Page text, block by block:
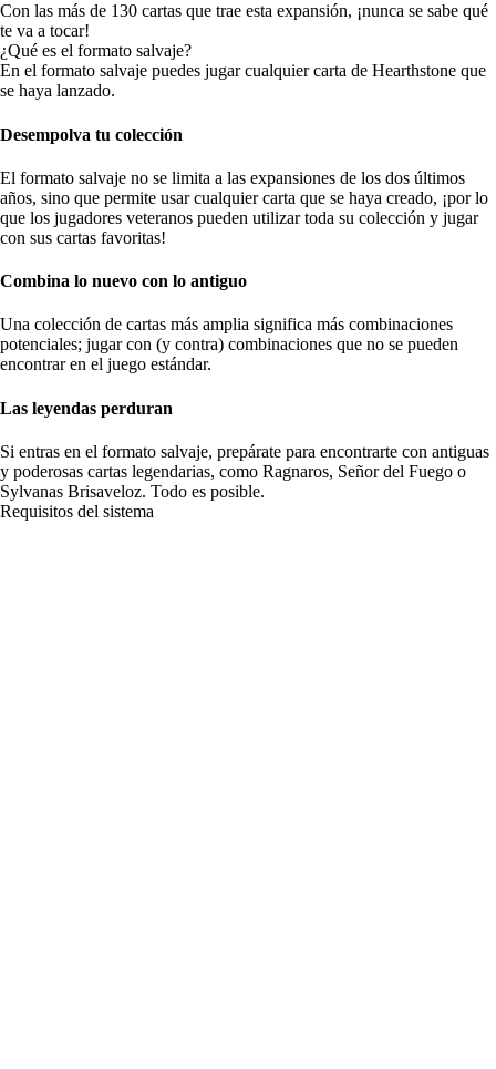
Con las más de 130 cartas que trae esta expansión, ¡nunca se sabe qué
te va a tocar!
¿Qué es el formato salvaje?
En el formato salvaje puedes jugar cualquier carta de Hearthstone que
se haya lanzado.
Desempolva tu colección
El formato salvaje no se limita a las expansiones de los dos últimos
años, sino que permite usar cualquier carta que se haya creado, ¡por lo
que los jugadores veteranos pueden utilizar toda su colección y jugar
con sus cartas favoritas!
Combina lo nuevo con lo antiguo
Una colección de cartas más amplia significa más combinaciones
potenciales; jugar con (y contra) combinaciones que no se pueden
encontrar en el juego estándar.
Las leyendas perduran
Si entras en el formato salvaje, prepárate para encontrarte con antiguas
y poderosas cartas legendarias, como Ragnaros, Señor del Fuego o
Sylvanas Brisaveloz. Todo es posible.
Requisitos del sistema